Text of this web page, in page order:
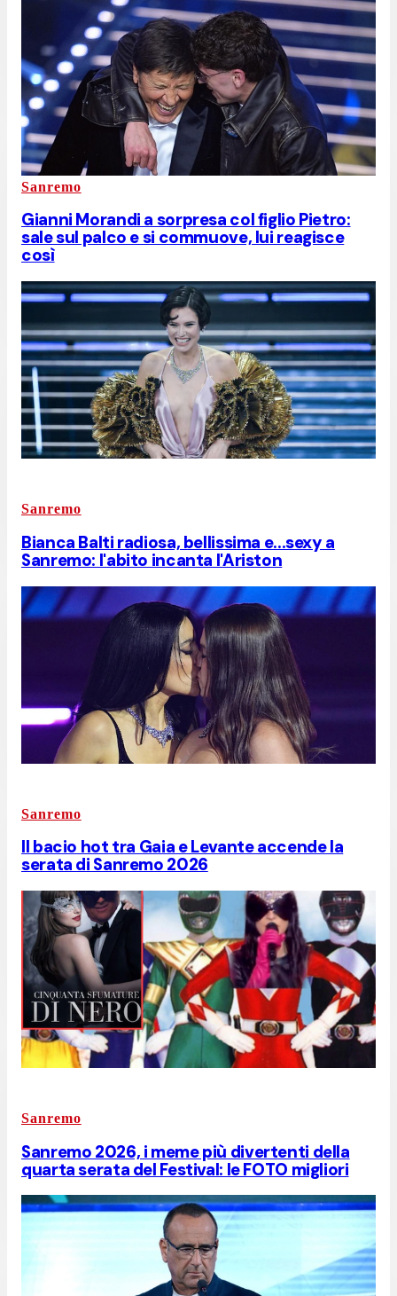
Sanremo
Gianni Morandi a sorpresa col figlio Pietro:
sale sul palco e si commuove, lui reagisce
così
Sanremo
Bianca Balti radiosa, bellissima e...sexy a
Sanremo: l'abito incanta l'Ariston
Sanremo
Il bacio hot tra Gaia e Levante accende la
serata di Sanremo 2026
Sanremo
Sanremo 2026, i meme più divertenti della
quarta serata del Festival: le FOTO migliori